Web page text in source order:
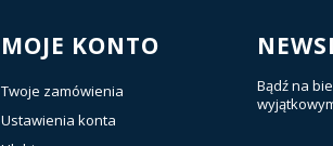
MOJE KONTO
Twoje zamówienia
Ustawienia konta
Bądź na